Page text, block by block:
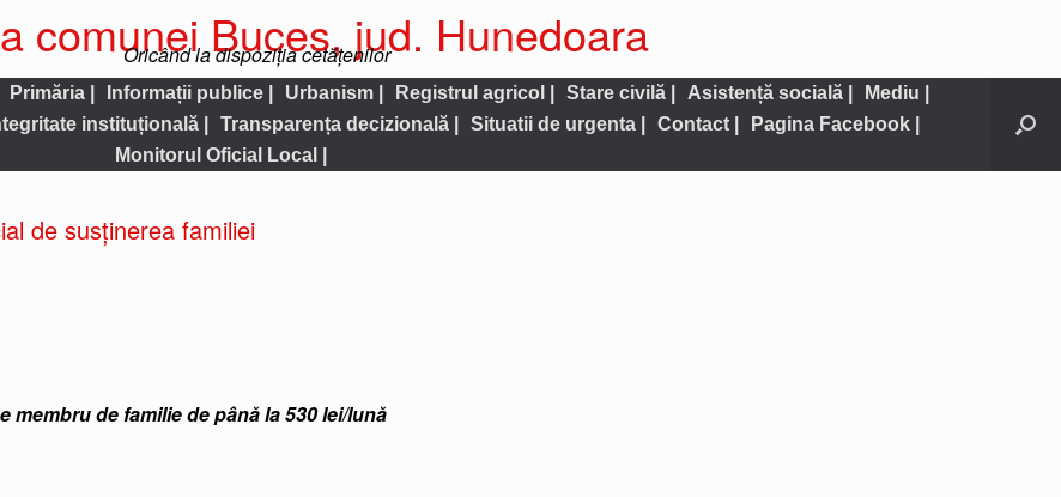
comunei Buces, jud. Hunedoara
Oricând la dispoziția cetățenilor
Primăria | Informații publice | Urbanism | Registrul agricol | Stare civilă | Asistență socială |
Mediu |
instituțională | Transparența decizională | Situatii de urgenta | Contact |
Pagina Facebook |
Monitorul Oficial Local |
de susținerea familiei
de familie de până la 530 lei/lună